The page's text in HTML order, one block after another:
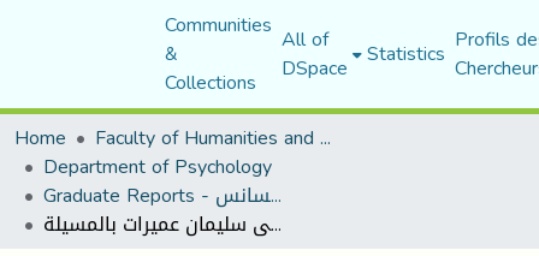
Communities
&
Collections
All of
DSpace Statistics Profils
Home
Faculty of Humanities and Social Sciences
Department of Psychology
Graduate Reports - تقارير الليسانس
درجة الاكتأب لدى المرأة الحامل ما بعد الولادة دراسة ميدانية بمستشفى سليمان عميرات بالمسيلة